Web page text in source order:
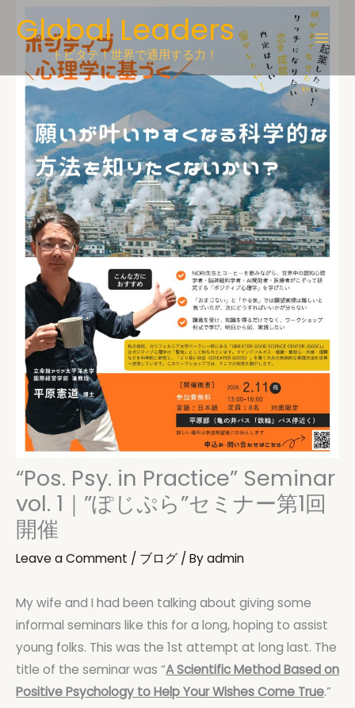
content
Global Leaders
トビタテ！世界で通用する力！
“Pos. Psy. in Practice” Seminar
vol. 1｜”ぽじぷら”セミナー第1回
開催
Leave a Comment / ブログ / Byadmin
My wife and I had been talking about giving some
informal seminars like this for a long, hoping to assist
young folks. This was the 1st attempt at long last. The
title of the seminar was “A Scientific Method Based on
Positive Psychology to Help Your Wishes Come True.”